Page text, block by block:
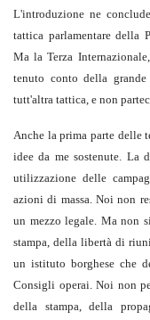
L'introduzione ne
tattica parlamentare della
Ma la Terza
tenuto conto della
tutt'altra tattica, e non
Anche la prima parte delle
idee da me sostenute. La
utilizzazione delle
azioni di massa. Noi non
un mezzo legale. Ma non
stampa, della libertà di
un istituto borghese che
Consigli operai. Noi non
della stampa, della